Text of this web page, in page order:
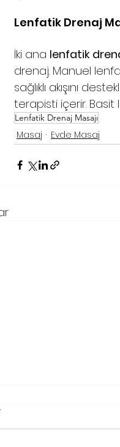
Lenfatik Drenaj
İki ana lenfatik
drenaj. Manuel
sağlıklı akışını
terapisti içerir. Basit
Lenfatik Drenaj Masajı
Masaj Evde Masaj